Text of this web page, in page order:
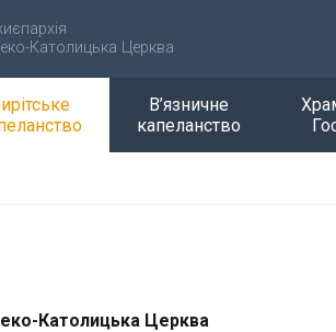
Католицька Церква
В’язничне
капеланство
Католицька Церква